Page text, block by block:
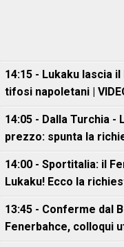
14:15 - Lukaku lascia
tifosi napoletani |
14:05 - Dalla Turchia -
prezzo: spunta la
14:00 - Sportitalia: il
Lukaku! Ecco la
13:45 - Conferme dal
Fenerbahce, colloqui